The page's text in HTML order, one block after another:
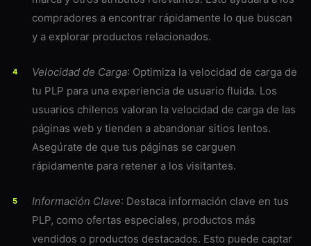
compradores a encontrar rápidamente lo que buscan
y a explorar productos relacionados.
Velocidad de Carga: Optimiza la velocidad de carga de
tu PLP para una experiencia de usuario fluida. Los
usuarios chilenos valoran la velocidad de carga de las
páginas web y tienden a abandonar sitios lentos.
Asegúrate de que tus páginas se carguen
rápidamente para retener a los visitantes.
Información Clave: Destaca información clave en tus
PLP, como ofertas especiales, productos más
vendidos o productos destacados. Esto puede captar